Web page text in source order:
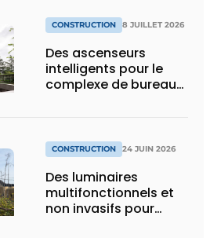
CONSTRUCTION 8 JUILLET 2026
Des ascenseurs
intelligents pour le
complexe de bureaux
CONSTRUCTION 24 JUIN 2026
Des luminaires
multifonctionnels et
non invasifs pour